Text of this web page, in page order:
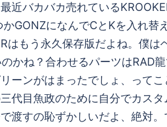
近バカバカ売れている
GONZになんでCとKを入れ替
はもう永久保存版だよね。僕は
かね？合わせるパーツはRAD
ーンがはまったでしょ、って
代目魚政のために自分でカスタ
渡すの恥ずかしいだよ、絶対。